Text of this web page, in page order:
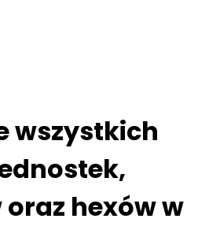
wszystkich
hexów w